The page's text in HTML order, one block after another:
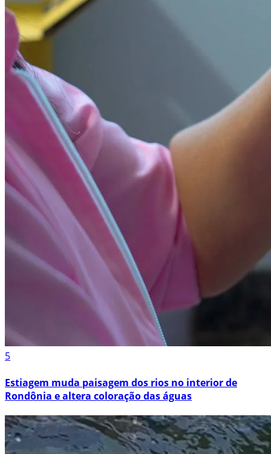
5
Estiagem muda paisagem dos rios no interior de
Rondônia e altera coloração das águas